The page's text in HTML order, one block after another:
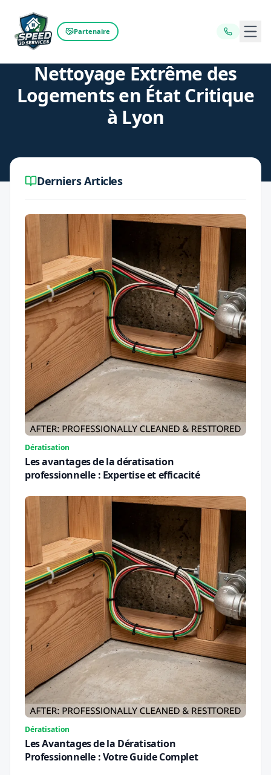
Partenaire
Retour au blog
Nettoyage Extrême des
Logements en État Critique
à Lyon
Derniers Articles
Dératisation
Les avantages de la dératisation
professionnelle : Expertise et efficacité
Dératisation
Les Avantages de la Dératisation
Professionnelle : Votre Guide Complet